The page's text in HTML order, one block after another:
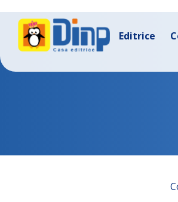
Editrice